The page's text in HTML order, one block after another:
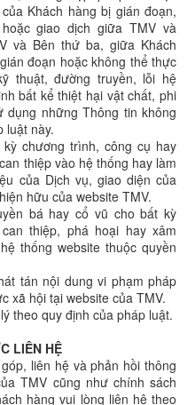
Khách hàng bị gián đoạn,
giao dịch giữa TMV và
và Bên thứ ba, giữa Khách
đoạn hoặc không thể thực
thuật, đường truyền, lỗi hệ
bất kể thiệt hại vật chất, phi
những Thông tin không
luật này.
chương trình, công cụ hay
thiệp vào hệ thống hay làm
của Dịch vụ, giao diện của
hữu của website TMV.
bá hay cổ vũ cho bất kỳ
thiệp, phá hoại hay xâm
thống website thuộc quyền
tán nội dung vi phạm pháp
xã hội tại website của TMV.
theo quy định của pháp luật.
LIÊN HỆ
liên hệ và phản hồi thông
TMV cũng như chính sách
hàng vui lòng liên hệ theo